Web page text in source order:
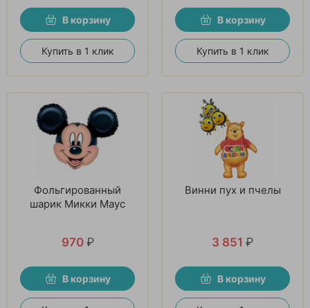
В корзину
Купить в 1 клик
В корзину
Купить в 1 клик
Фольгированный
шарик Микки Маус
970 ₽
В корзину
Винни пух и пчелы
3 851 ₽
В корзину